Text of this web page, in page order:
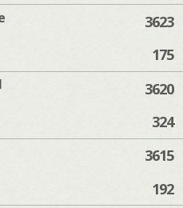
3623
175
3620
324
3615
192